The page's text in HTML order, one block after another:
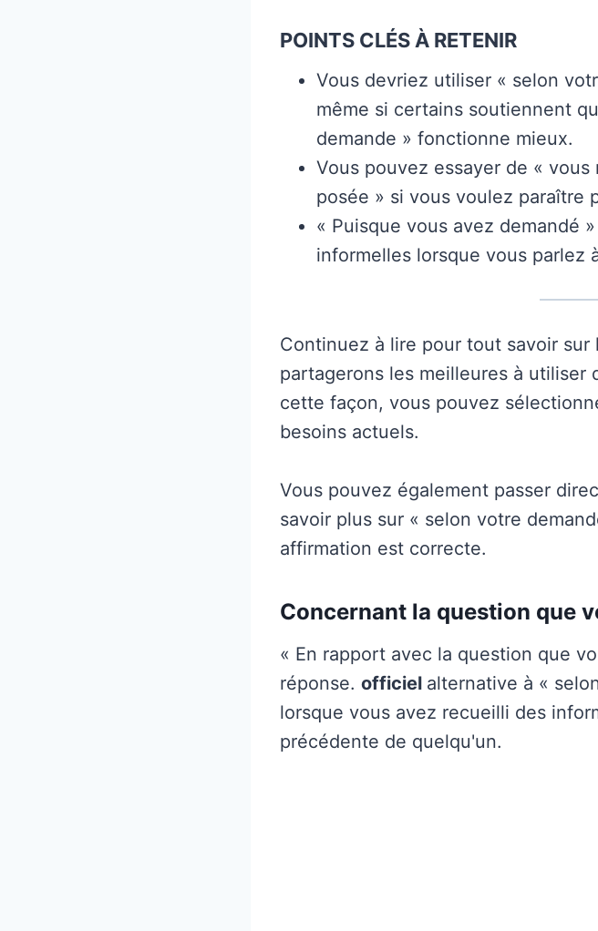
POINTS CLÉS À RETENIR
Vous devriez utiliser « selon
même si certains soutiennent
demande » fonctionne mieux.
Vous pouvez essayer de «
posée » si vous voulez paraître
« Puisque vous avez demandé
informelles lorsque vous parlez
Continuez à lire pour tout savoir
partagerons les meilleures à utiliser
cette façon, vous pouvez
besoins actuels.
Vous pouvez également passer
savoir plus sur « selon votre
affirmation est correcte.
Concernant la question que
« En rapport avec la question que
réponse. officiel alternative à «
lorsque vous avez recueilli des
précédente de quelqu'un.